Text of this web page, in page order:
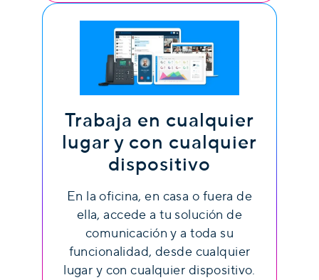
Trabaja en cualquier
lugar y con cualquier
dispositivo
En la oficina, en casa o fuera de
ella, accede a tu solución de
comunicación y a toda su
funcionalidad, desde cualquier
lugar y con cualquier dispositivo.